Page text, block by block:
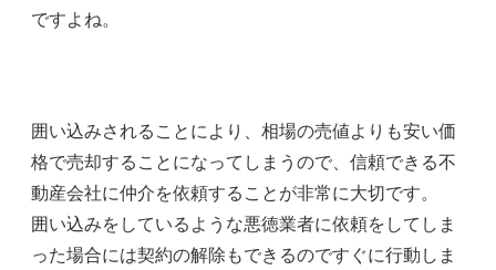
ですよね。
囲い込みされることにより、相場の売値よりも安い価
格で売却することになってしまうので、信頼できる不
動産会社に仲介を依頼することが非常に大切です。
囲い込みをしているような悪徳業者に依頼をしてしま
った場合には契約の解除もできるのですぐに行動しま